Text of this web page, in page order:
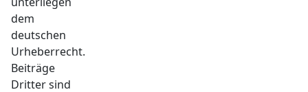
dem
deutschen
Urheberrecht.
Beiträge
Dritter sind